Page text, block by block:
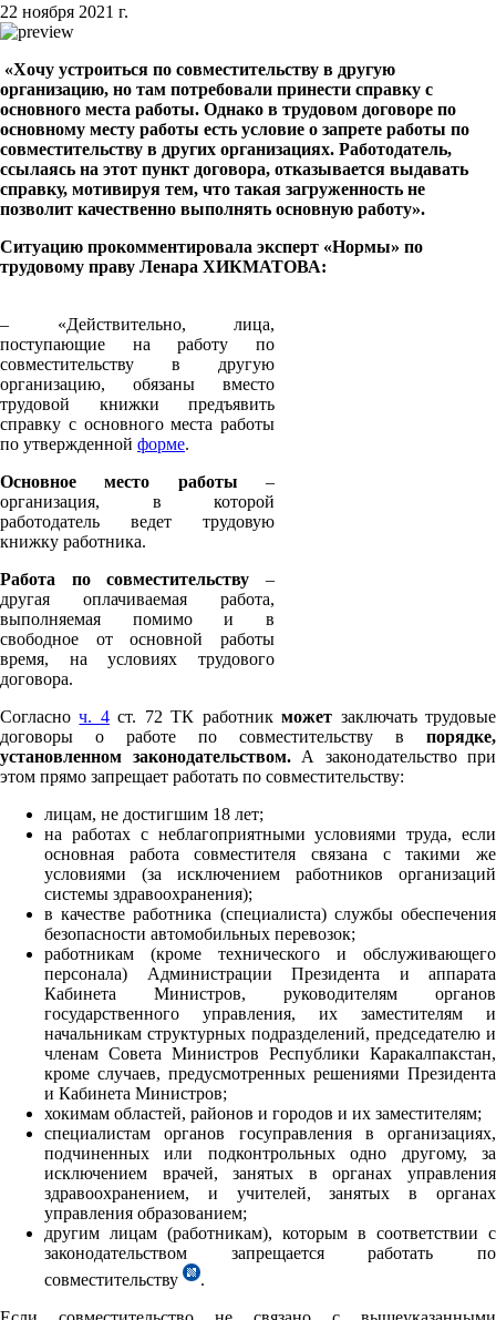
22 ноября 2021 г.
«Хочу устроиться по совместительству в другую
организацию, но там потребовали принести справку с
основного места работы. Однако в трудовом договоре по
основному месту работы есть условие о запрете работы по
совместительству в других организациях. Работодатель,
ссылаясь на этот пункт договора, отказывается выдавать
справку, мотивируя тем, что такая загруженность не
позволит качественно выполнять основную работу».
Ситуацию прокомментировала эксперт «Нормы» по
трудовому праву Ленара ХИКМАТОВА:
– «Действительно, лица,
поступающие на работу по
совместительству в другую
организацию, обязаны вместо
трудовой книжки предъявить
справку с основного места работы
по утвержденной форме.
Основное место работы –
организация, в которой
работодатель ведет трудовую
книжку работника.
Работа по совместительству –
другая оплачиваемая работа,
выполняемая помимо и в
свободное от основной работы
время, на условиях трудового
договора.
Согласноч. 4ст. 72 ТК работникможет заключать трудовые
договоры о работе по совместительству в порядке,
установленном законодательством.А законодательство при
этом прямо запрещает работать по совместительству:
лицам, не достигшим 18 лет;
на работах с неблагоприятными условиями труда, если
основная работа совместителя связана с такими же
условиями (за исключением работников организаций
системы здравоохранения);
в качестве работника (специалиста) службы обеспечения
безопасности автомобильных перевозок;
работникам (кроме технического и обслуживающего
персонала) Администрации Президента и аппарата
Кабинета Министров, руководителям органов
государственного управления, их заместителям и
начальникам структурных подразделений, председателю и
членам Совета Министров Республики Каракалпакстан,
кроме случаев, предусмотренных решениями Президента
и Кабинета Министров;
хокимам областей, районов и городов и их заместителям;
специалистам органов госуправления в организациях,
подчиненных или подконтрольных одно другому, за
исключением врачей, занятых в органах управления
здравоохранением, и учителей, занятых в органах
управления образованием;
другим лицам (работникам), которым в соответствии с
законодательством запрещается работать по
совместительству
.